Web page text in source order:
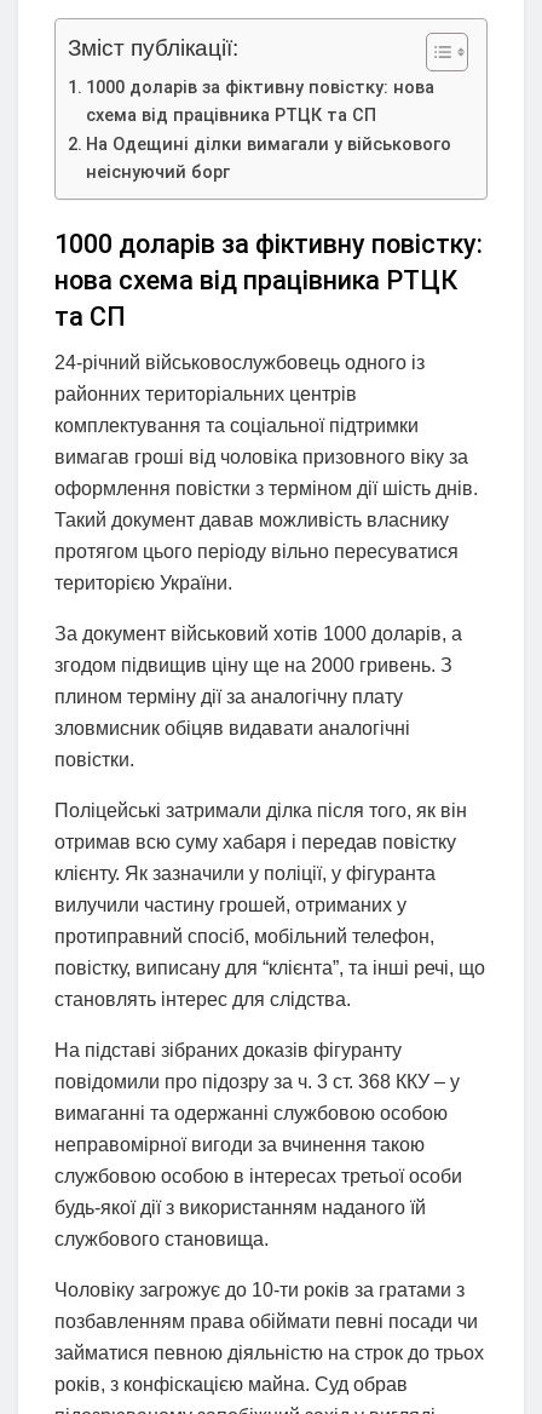
Зміст публікації:
1000 доларів за фіктивну повістку: нова
схема від працівника РТЦК та СП
На Одещині ділки вимагали у військового
неіснуючий борг
1000 доларів за фіктивну повістку:
нова схема від працівника РТЦК
та СП
24-річний військовослужбовець одного із
районних територіальних центрів
комплектування та соціальної підтримки
вимагав гроші від чоловіка призовного віку за
оформлення повістки з терміном дії шість днів.
Такий документ давав можливість власнику
протягом цього періоду вільно пересуватися
територією України.
За документ військовий хотів 1000 доларів, а
згодом підвищив ціну ще на 2000 гривень. З
плином терміну дії за аналогічну плату
зловмисник обіцяв видавати аналогічні
повістки.
Поліцейські затримали ділка після того, як він
отримав всю суму хабаря і передав повістку
клієнту. Як зазначили у поліції, у фігуранта
вилучили частину грошей, отриманих у
протиправний спосіб, мобільний телефон,
повістку, виписану для “клієнта”, та інші речі, що
становлять інтерес для слідства.
На підставі зібраних доказів фігуранту
повідомили про підозру за ч. 3 ст. 368 ККУ – у
вимаганні та одержанні службовою особою
неправомірної вигоди за вчинення такою
службовою особою в інтересах третьої особи
будь-якої дії з використанням наданого їй
службового становища.
Чоловіку загрожує до 10-ти років за гратами з
позбавленням права обіймати певні посади чи
займатися певною діяльністю на строк до трьох
років, з конфіскацією майна. Суд обрав